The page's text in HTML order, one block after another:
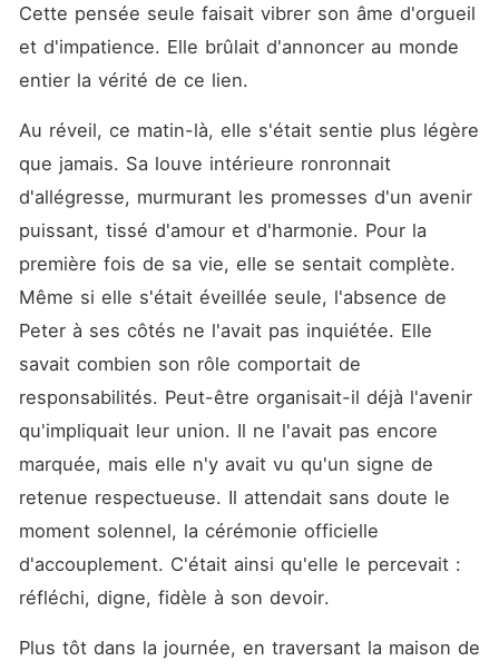
Cette pensée seule faisait vibrer son âme d'orgueil
et d'impatience. Elle brûlait d'annoncer au monde
entier la vérité de ce lien.
Au réveil, ce matin-là, elle s'était sentie plus légère
que jamais. Sa louve intérieure ronronnait
d'allégresse, murmurant les promesses d'un avenir
puissant, tissé d'amour et d'harmonie. Pour la
première fois de sa vie, elle se sentait complète.
Même si elle s'était éveillée seule, l'absence de
Peter à ses côtés ne l'avait pas inquiétée. Elle
savait combien son rôle comportait de
responsabilités. Peut-être organisait-il déjà l'avenir
qu'impliquait leur union. Il ne l'avait pas encore
marquée, mais elle n'y avait vu qu'un signe de
retenue respectueuse. Il attendait sans doute le
moment solennel, la cérémonie officielle
d'accouplement. C'était ainsi qu'elle le percevait :
réfléchi, digne, fidèle à son devoir.
Plus tôt dans la journée, en traversant la maison de